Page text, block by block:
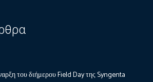
του διήμερου Field Day της Syngenta